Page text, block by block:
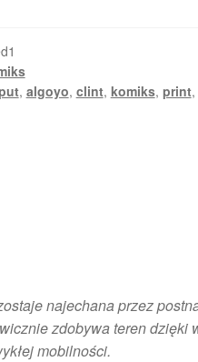
, algoyo, clint, komiks, print,
najechana przez
zdobywa teren
mobilności.